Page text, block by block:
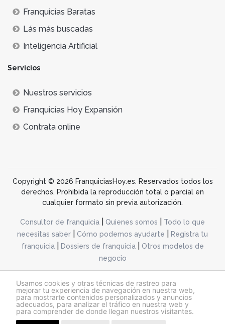
Usamos cookies y otras técnicas de rastreo para
mejorar tu experiencia de navegación en nuestra web,
para mostrarte contenidos personalizados y anuncios
adecuados, para analizar el tráfico en nuestra web y
para comprender de donde llegan nuestros visitantes.
Franquicias Baratas
Lás más buscadas
Inteligencia Artificial
Servicios
Nuestros servicios
Franquicias Hoy Expansión
Contrata online
Copyright © 2026 FranquiciasHoy.es. Reservados todos los
derechos. Prohibida la reproducción total o parcial en
cualquier formato sin previa autorización.
Consultor de franquicia Quienes somos
Todo lo que
necesitas saber
Cómo podemos ayudarte
Registra tu
franquicia| Dossiers de franquicia|
Otros modelos de
negocio
@franquiciashoy.es |Aviso legal| Política de cookies|Política de privacidad